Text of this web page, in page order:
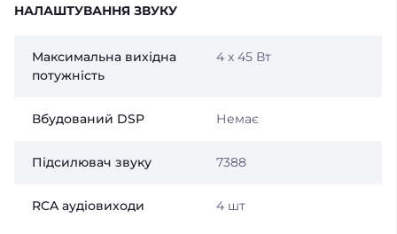
НАЛАШТУВАННЯ ЗВУКУ
Максимальна вихідна
потужність
4 x 45 Вт
Вбудований DSP Немає
Підсилювач звуку 7388
RCA аудіовиходи 4 шт